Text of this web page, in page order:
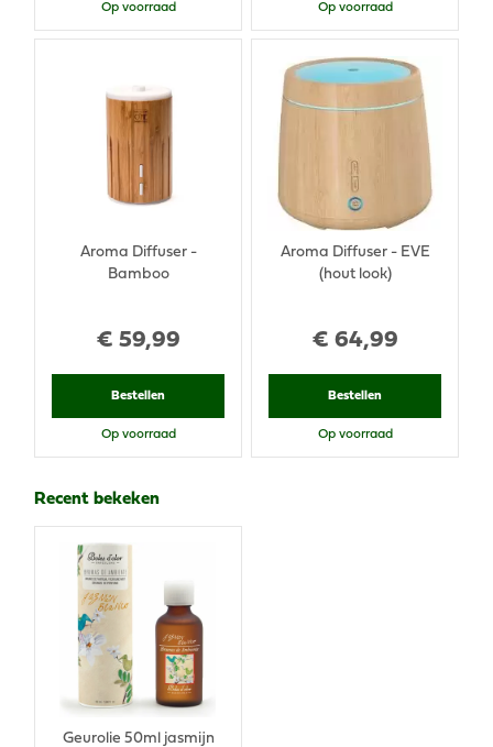
Op voorraad Op voorraad
€ 59,99
Aroma Diffuser -
Bamboo
Bestellen
Op voorraad
€ 64,99
Aroma Diffuser - EVE
(hout look)
Bestellen
Op voorraad
Recent bekeken
Geurolie 50ml jasmijn